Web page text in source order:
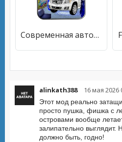
Современная автомойка вождение школы 2
alinkath388 16 мая 2026
Этот мод реально
просто пушка, фишка с
островами вообще
залипательно выглядит.
должно быть, годно!